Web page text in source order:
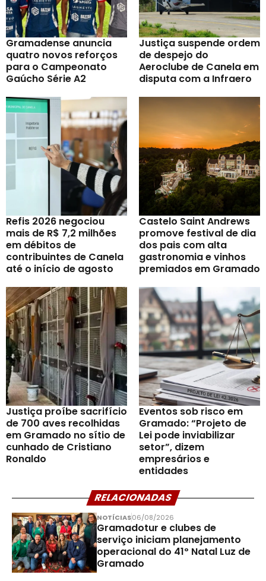
Gramadense anuncia
quatro novos reforços
para o Campeonato
Gaúcho Série A2
Justiça suspende ordem
de despejo do
Aeroclube de Canela em
disputa com a Infraero
Refis 2026 negociou
mais de R$ 7,2 milhões
em débitos de
contribuintes de Canela
até o início de agosto
Castelo Saint Andrews
promove festival de dia
dos pais com alta
gastronomia e vinhos
premiados em Gramado
Justiça proíbe sacrifício
de 700 aves recolhidas
em Gramado no sítio de
cunhado de Cristiano
Ronaldo
Eventos sob risco em
Gramado: “Projeto de
Lei pode inviabilizar
setor”, dizem
empresários e
entidades
RELACIONADAS
NOTÍCIAS06/08/2026
Gramadotur e clubes de
serviço iniciam planejamento
operacional do 41º Natal Luz de
Gramado